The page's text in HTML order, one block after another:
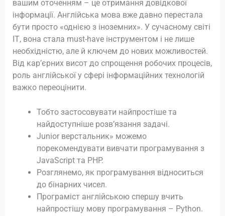
вашим оточенням – це отримання довідкової
інформації. Англійська мова вже давно перестала
бути просто «однією з іноземних». У сучасному світі
ІТ, вона стала must-have інструментом і не лише
необхідністю, але й ключем до нових можливостей.
Від кар’єрних висот до спрощення робочих процесів,
роль англійської у сфері інформаційних технологій
важко переоцінити.
Тобто застосовувати найпростіше та
найдоступніше розв’язання задачі.
Junior верстальник» можемо
порекомендувати вивчати програмування з
JavaScript та PHP.
Розглянемо, як програмування відноситься
до бінарних чисел.
Програміст англійською спершу вчить
найпростішу мову програмування – Python.